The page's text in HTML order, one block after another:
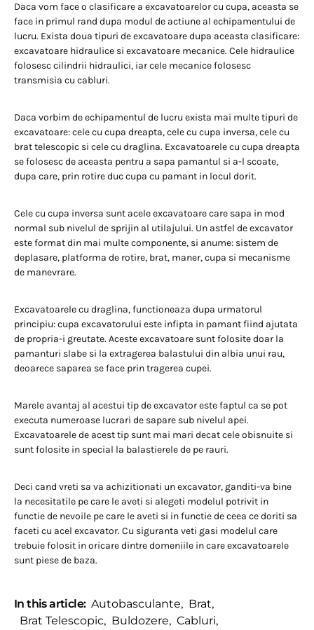
Daca vom face o clasificare a excavatoarelor cu cupa, aceasta se
face in primul rand dupa modul de actiune al echipamentului de
lucru. Exista doua tipuri de excavatoare dupa aceasta clasificare:
excavatoare hidraulice si excavatoare mecanice. Cele hidraulice
folosesc cilindrii hidraulici, iar cele mecanice folosesc
transmisia cu cabluri.
Daca vorbim de echipamentul de lucru exista mai multe tipuri de
excavatoare: cele cu cupa dreapta, cele cu cupa inversa, cele cu
brat telescopic si cele cu draglina. Excavatoarele cu cupa dreapta
se folosesc de aceasta pentru a sapa pamantul si a-l scoate,
dupa care, prin rotire duc cupa cu pamant in locul dorit.
Cele cu cupa inversa sunt acele excavatoare care sapa in mod
normal sub nivelul de sprijin al utilajului. Un astfel de excavator
este format din mai multe componente, si anume: sistem de
deplasare, platforma de rotire, brat, maner, cupa si mecanisme
de manevrare.
Excavatoarele cu draglina, functioneaza dupa urmatorul
principiu: cupa excavatorului este infipta in pamant fiind ajutata
de propria-i greutate. Aceste excavatoare sunt folosite doar la
pamanturi slabe si la extragerea balastului din albia unui rau,
deoarece saparea se face prin tragerea cupei.
Marele avantaj al acestui tip de excavator este faptul ca se pot
executa numeroase lucrari de sapare sub nivelul apei.
Excavatoarele de acest tip sunt mai mari decat cele obisnuite si
sunt folosite in special la balastierele de pe rauri.
Deci cand vreti sa va achizitionati un excavator, ganditi-va bine
la necesitatile pe care le aveti si alegeti modelul potrivit in
functie de nevoile pe care le aveti si in functie de ceea ce doriti sa
faceti cu acel excavator. Cu siguranta veti gasi modelul care
trebuie folosit in oricare dintre domeniile in care excavatoarele
sunt piese de baza.
In this article: Autobasculante, Brat,
Brat Telescopic, Buldozere, Cabluri,